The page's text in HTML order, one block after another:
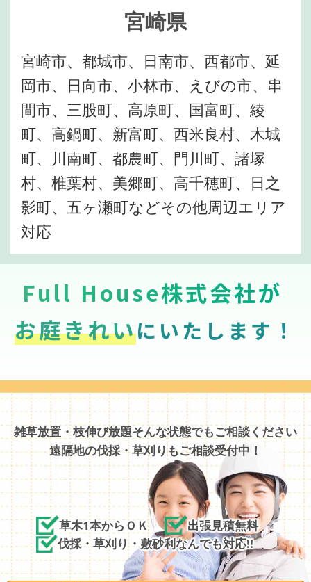
宮崎県
宮崎市、都城市、日南市、西都市、延
岡市、日向市、小林市、えびの市、串
間市、三股町、高原町、国富町、綾
町、高鍋町、新富町、西米良村、木城
町、川南町、都農町、門川町、諸塚
村、椎葉村、美郷町、高千穂町、日之
影町、五ヶ瀬町などその他周辺エリア
対応
Full House株式会社が
お庭きれいにいたします！
雑草放置・枝伸び放題そんな状態でもご相談ください
遠隔地の伐採・草刈りもご相談受付中！
草木1本からＯＫ
出張見積無料
伐採・草刈り・敷砂利なんでも対応!!